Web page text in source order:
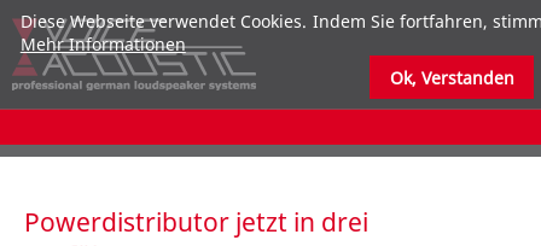
Powerdistributor jetzt in drei
Diese Webseite verwendet Cookies. Indem Sie fortfahren,
Mehr Informationen
Ok, Verstanden